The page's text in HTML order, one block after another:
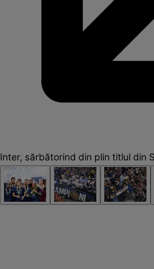
Inter, sărbătorind din plin titlul din